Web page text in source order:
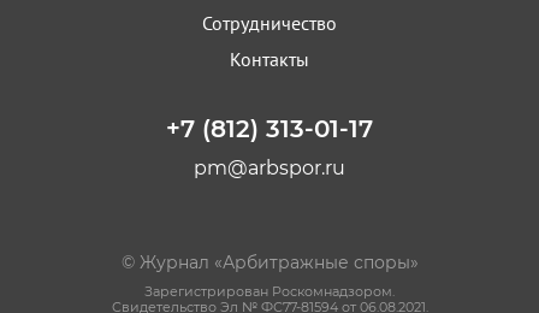
Сотрудничество
Контакты
+7 (812) 313-01-17
pm@arbspor.ru
© Журнал «Арбитражные споры»
Зарегистрирован Роскомнадзором.
Свидетельство Эл № ФС77-81594 от 06.08.2021.